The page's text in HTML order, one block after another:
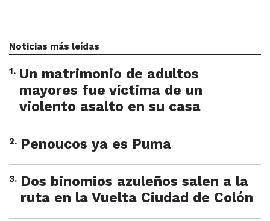
Noticias más leídas
1. Un matrimonio de adultos
mayores fue víctima de un
violento asalto en su casa
2. Penoucos ya es Puma
3. Dos binomios azuleños salen a la
ruta en la Vuelta Ciudad de Colón